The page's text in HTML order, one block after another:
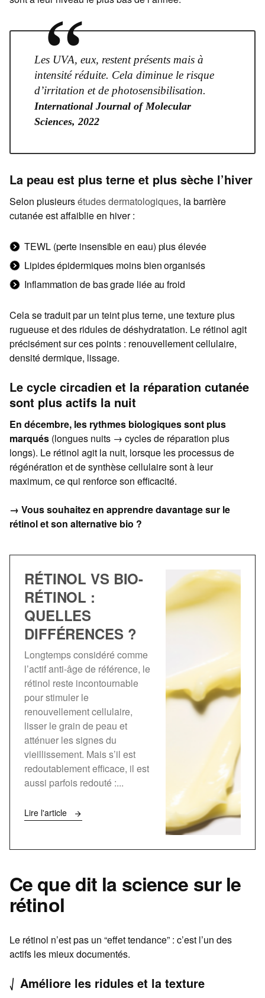
“
Les UVA, eux, restent présents mais à
intensité réduite. Cela diminue le risque
d’irritation et de photosensibilisation.
International Journal of Molecular
Sciences, 2022
La peau est plus terne et plus sèche l’hiver
Selon plusieursétudes dermatologiques, la barrière
cutanée est affaiblie en hiver :
TEWL (perte insensible en eau) plus élevée
Lipides épidermiques moins bien organisés
Inflammation de bas grade liée au froid
Cela se traduit par un teint plus terne, une texture plus
rugueuse et des ridules de déshydratation. Le rétinol agit
précisément sur ces points : renouvellement cellulaire,
densité dermique, lissage.
Le cycle circadien et la réparation cutanée
sont plus actifs la nuit
En décembre, les rythmes biologiques sont plus
marqués (longues nuits → cycles de réparation plus
longs). Le rétinol agit la nuit, lorsque les processus de
régénération et de synthèse cellulaire sont à leur
maximum, ce qui renforce son efficacité.
→ Vous souhaitez en apprendre davantage sur le
rétinol et son alternative bio ?
RÉTINOL VS BIO-
RÉTINOL :
QUELLES
DIFFÉRENCES ?
Longtemps considéré comme
l’actif anti-âge de référence, le
rétinol reste incontournable
pour stimuler le
renouvellement cellulaire,
lisser le grain de peau et
atténuer les signes du
vieillissement. Mais s’il est
redoutablement efficace, il est
aussi parfois redouté :...
Lire l'article
Ce que dit la science sur le
rétinol
Le rétinol n’est pas un “effet tendance” : c’est l’un des
actifs les mieux documentés.
⎷ Améliore les ridules et la texture